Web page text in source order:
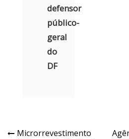
defensor
público-
geral
do
DF
Navegação
Microrrevestimento